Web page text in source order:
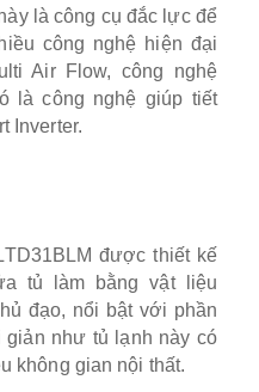
là công cụ đắc lực để
công nghệ hiện đại
Air Flow, công nghệ
là công nghệ giúp tiết
Inverter.
được thiết kế
tủ làm bằng vật liệu
đạo, nổi bật với phần
giản như tủ lạnh này có
không gian nội thất.